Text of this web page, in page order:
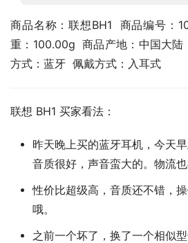
商品名称：联想BH1  商品编号：
重：100.00g  商品产地：中国大
方式：蓝牙  佩戴方式：入耳式
联想 BH1 买家看法：
昨天晚上买的蓝牙耳机，今天
音质很好，声音蛮大的。物流也
性价比超级高，音质还不错，
哦。
之前一个坏了，换了一个相似